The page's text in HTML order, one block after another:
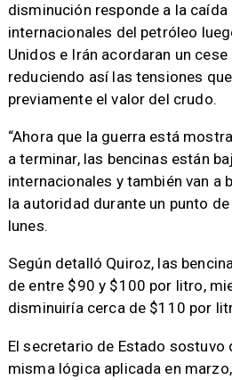
disminución responde a la
internacionales del petróleo
Unidos e Irán acordaran un
reduciendo así las tensiones
previamente el valor del crudo.
“Ahora que la guerra está
a terminar, las bencinas están
internacionales y también van a
la autoridad durante un punto
lunes.
Según detalló Quiroz, las
de entre $90 y $100 por litro,
disminuiría cerca de $110 por
El secretario de Estado sostuvo
misma lógica aplicada en